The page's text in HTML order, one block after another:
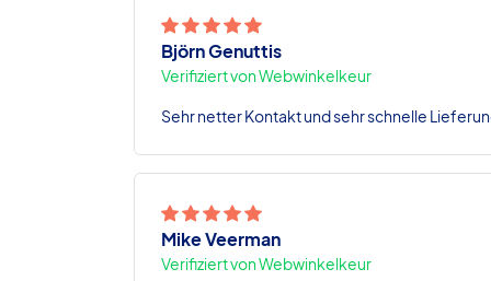
Björn Genuttis
Verifiziert von Webwinkelkeur
Sehr netter Kontakt und sehr schnelle
Mike Veerman
Verifiziert von Webwinkelkeur